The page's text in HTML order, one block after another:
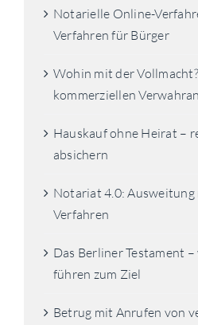
Notarielle Online-
Verfahren für Bürger
Wohin mit der
kommerziellen
Hauskauf ohne Heirat –
absichern
Notariat 4.0:
Verfahren
Das Berliner Testament –
führen zum Ziel
Betrug mit Anrufen von